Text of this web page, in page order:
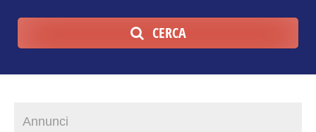
CERCA
Annunci